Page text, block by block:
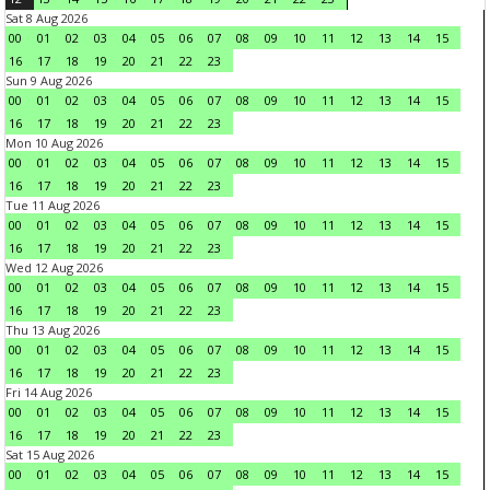
Sat 8 Aug 2026
00
01 02 03 04 05 06 07 08 09 10 11 12 13 14
15
16
17 18 19 20 21 22
23
Sun 9 Aug 2026
00
01 02 03 04 05 06 07 08 09 10 11 12 13 14
15
16
17 18 19 20 21 22
23
Mon 10 Aug 2026
00
01 02 03 04 05 06 07 08 09 10 11 12 13 14
15
16
17 18 19 20 21 22
23
Tue 11 Aug 2026
00
01 02 03 04 05 06 07 08 09 10 11 12 13 14
15
16
17 18 19 20 21 22
23
Wed 12 Aug 2026
00
01 02 03 04 05 06 07 08 09 10 11 12 13 14
15
16
17 18 19 20 21 22
23
Thu 13 Aug 2026
00
01 02 03 04 05 06 07 08 09 10 11 12 13 14
15
16
17 18 19 20 21 22
23
Fri 14 Aug 2026
00
01 02 03 04 05 06 07 08 09 10 11 12 13 14
15
16
17 18 19 20 21 22
23
Sat 15 Aug 2026
00
01 02 03 04 05 06 07 08 09 10 11 12 13 14
15